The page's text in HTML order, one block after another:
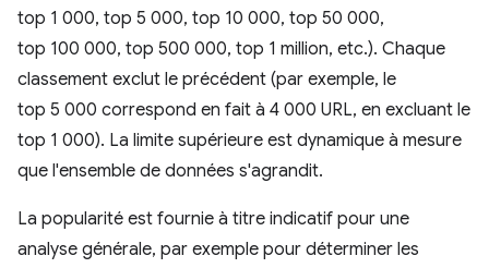
top 1 000, top 5 000, top 10 000, top 50 000,
top 100 000, top 500 000, top 1 million, etc.). Chaque
classement exclut le précédent (par exemple, le
top 5 000 correspond en fait à 4 000 URL, en excluant le
top 1 000). La limite supérieure est dynamique à mesure
que l'ensemble de données s'agrandit.
La popularité est fournie à titre indicatif pour une
analyse générale, par exemple pour déterminer les